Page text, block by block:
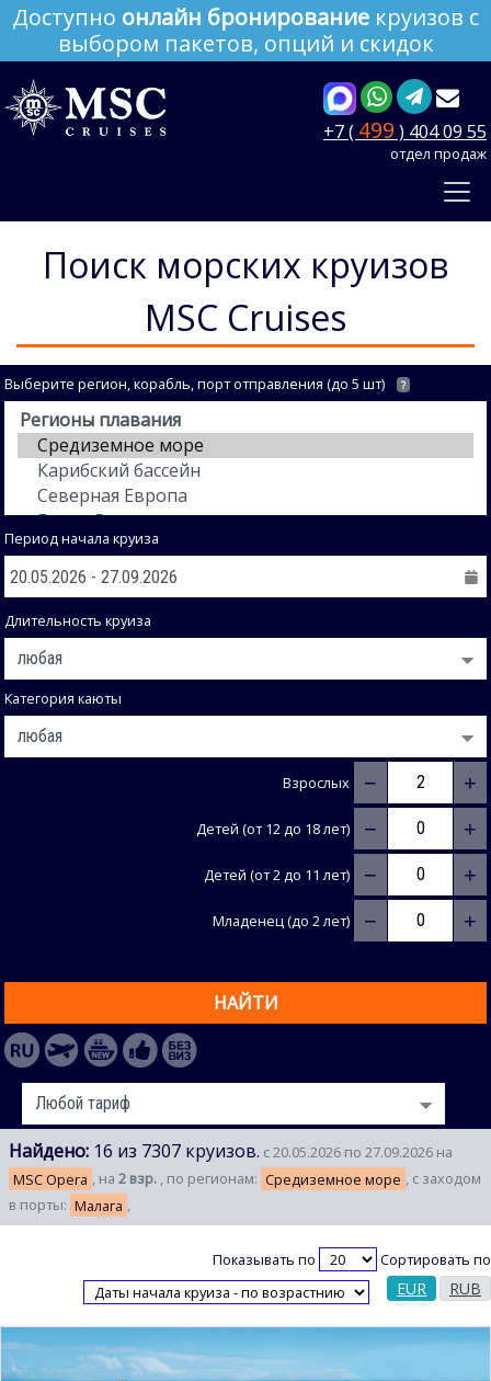
Доступно онлайн бронирование круизов с
выбором пакетов, опций и скидок
+7 ( 499 ) 404 09 55
отдел продаж
Поиск морских круизов
MSC Cruises
Выберите регион, корабль, порт отправления (до 5 шт) ?
Период начала круиза
Длительность круиза
Категория каюты
Взрослых − +
Детей (от 12 до 18 лет) − +
Детей (от 2 до 11 лет) − +
Младенец (до 2 лет) − +
НАЙТИ
Найдено: 16 из 7307 круизов. с 20.05.2026 по 27.09.2026 на
MSC Opera , на 2 взр. , по регионам: Средиземное море , с заходом
в порты: Малага ,
Показывать по Сортировать по
EUR RUB